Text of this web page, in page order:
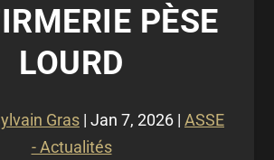
PÈSE
LOURD
Gras | Jan 7, 2026 | ASSE
- Actualités